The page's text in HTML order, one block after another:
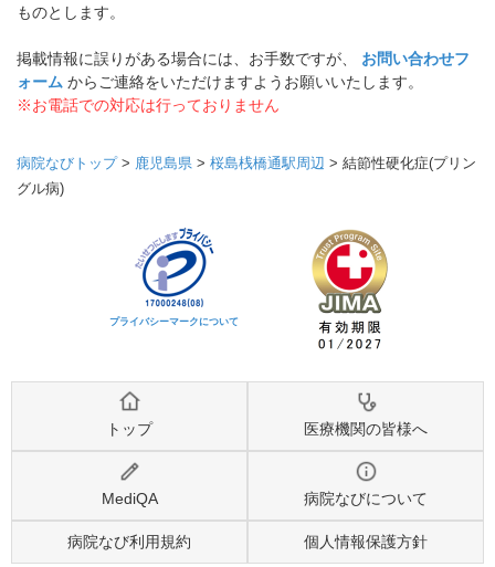
ものとします。
掲載情報に誤りがある場合には、お手数ですが、 お問い合わせフ
ォーム からご連絡をいただけますようお願いいたします。
※お電話での対応は行っておりません
病院なびトップ> 鹿児島県 > 桜島桟橋通駅周辺 > 結節性硬化症(プリン
グル病)
プライバシーマークについて
トップ 医療機関の皆様へ
MediQA 病院なびについて
病院なび利用規約 個人情報保護方針